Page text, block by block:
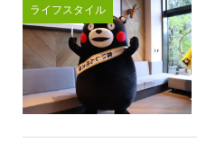
ライフスタイル